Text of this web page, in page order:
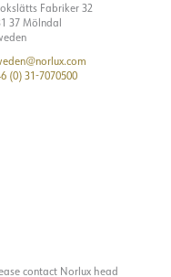
Fabriker 32
37 Mölndal
(0) 31-7070500
contact Norlux head